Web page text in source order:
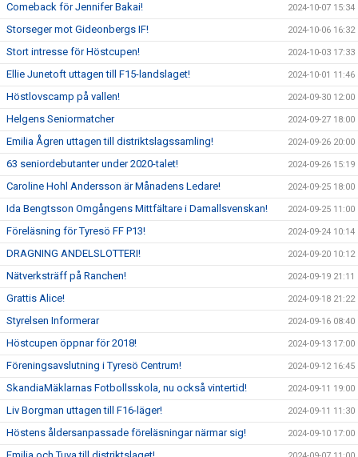
Comeback för Jennifer Bakai! 2024-10-07 15:34
Storseger mot Gideonbergs IF! 2024-10-06 16:32
Stort intresse för Höstcupen! 2024-10-03 17:33
Ellie Junetoft uttagen till F15-landslaget! 2024-10-01 11:46
Höstlovscamp på vallen! 2024-09-30 12:00
Helgens Seniormatcher 2024-09-27 18:00
Emilia Ågren uttagen till distriktslagssamling! 2024-09-26 20:00
63 seniordebutanter under 2020-talet! 2024-09-26 15:19
Caroline Hohl Andersson är Månadens Ledare! 2024-09-25 18:00
Ida Bengtsson Omgångens Mittfältare i Damallsvenskan! 2024-09-25 11:00
Föreläsning för Tyresö FF P13! 2024-09-24 10:14
DRAGNING ANDELSLOTTERI! 2024-09-20 10:12
Nätverksträff på Ranchen! 2024-09-19 21:11
Grattis Alice! 2024-09-18 21:22
Styrelsen Informerar 2024-09-16 08:40
Höstcupen öppnar för 2018! 2024-09-13 17:00
Föreningsavslutning i Tyresö Centrum! 2024-09-12 16:45
SkandiaMäklarnas Fotbollsskola, nu också vintertid! 2024-09-11 19:00
Liv Borgman uttagen till F16-läger! 2024-09-11 11:30
Höstens åldersanpassade föreläsningar närmar sig! 2024-09-10 17:00